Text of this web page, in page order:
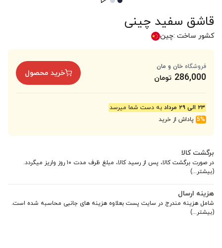
قاشق سفید چینی
کشور ساخت :چین
فروشگاه خان و مان
286,000 تومان خرید محصول
۲۳ الی ۲۹ مرداد
به دست شما میرسد
5% پاداش از خرید
برگشت کالا
در صورت برگشت کالا، پس از رسید کالا، مبلغ ظرف مدت ۱۰ روز واریز میگردد.
(بیشتر...)
هزینه ارسال
شامل هزینه مندرج در سایت پست بعلاوه هزینه های جانبی محاسبه شده است.
(بیشتر...)